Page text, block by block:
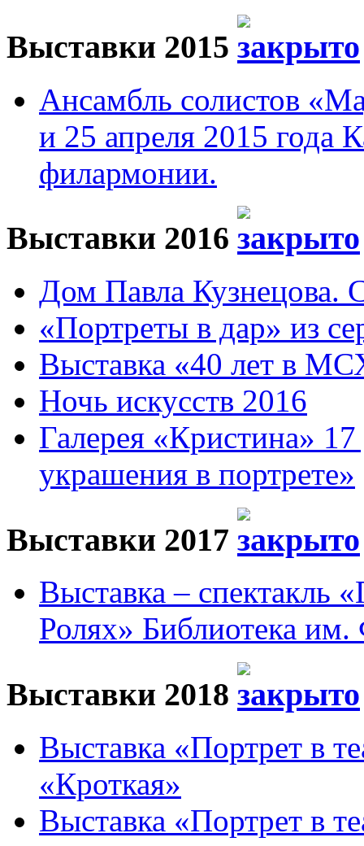
Выставки 2015
Ансамбль солистов
и 25 апреля 2015 года
филармонии.
Выставки 2016
Дом Павла Кузнецова.
«Портреты в дар» из
Выставка «40 лет в
Ночь искусств 2016
Галерея «Кристина»
украшения в портрете»
Выставки 2017
Выставка – спектакль
Ролях» Библиотека
Выставки 2018
Выставка «Портрет в
«Кроткая»
Выставка «Портрет в